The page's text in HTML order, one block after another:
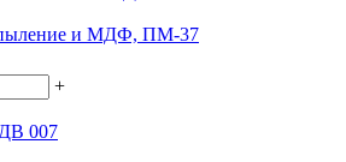
и МДФ, ПМ-37
+